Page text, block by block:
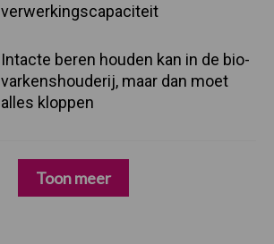
verwerkingscapaciteit
Intacte beren houden kan in de bio-
varkenshouderij, maar dan moet
alles kloppen
Toon meer